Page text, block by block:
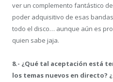
ver un complemento fantástico
poder adquisitivo de esas
todo el disco… aunque aún es
quien sabe jaja.
8.- ¿Qué tal aceptación está
los temas nuevos en directo?